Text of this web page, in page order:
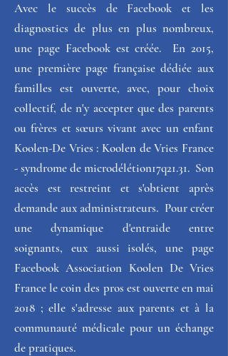
Avec le succès de Facebook et les
diagnostics de plus en plus nombreux,
une page Facebook est créée.  En 2015,
une première page française dédiée aux
familles est ouverte, avec, pour choix
collectif, de n'y accepter que des parents
ou frères et sœurs vivant avec un enfant
Koolen-De Vries : Koolen de Vries France
- syndrome de microdélétion17q21.31.  Son
accès est restreint et s'obtient après
demande aux administrateurs.  Pour créer
une dynamique d'entraide entre
soignants, eux aussi isolés, une page
Facebook Association Koolen De Vries
France le coin des pros est ouverte en mai
2018 ; elle s'adresse aux parents et à la
communauté médicale pour un échange
de pratiques.